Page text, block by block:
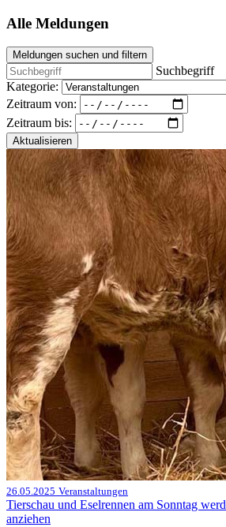
Alle Meldungen
Meldungen suchen und filtern
Suchbegriff
Kategorie:
Zeitraum von:
Zeitraum bis:
Aktualisieren
26.05.2025 Veranstaltungen
Tierschau und Eselrennen am Sonntag
anziehen